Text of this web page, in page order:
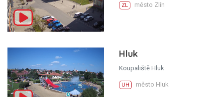
ZL město Zlín
Hluk
Koupaliště Hluk
UH město Hluk